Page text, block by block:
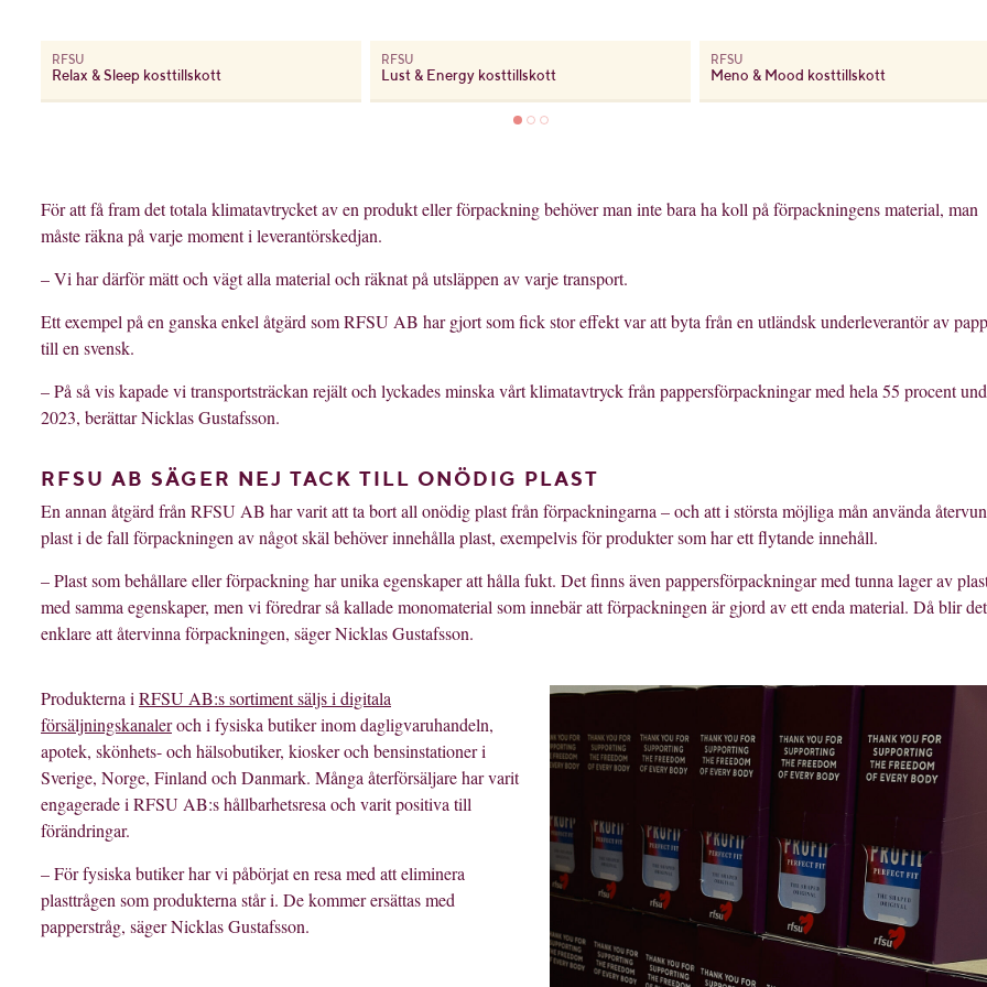
RFSU
Relax & Sleep kosttillskott
RFSU
Lust & Energy kosttillskott
RFSU
Meno & Mood kosttillskott
För att få fram det totala klimatavtrycket av en produkt eller förpackning behöver man inte bara ha koll på förpackningens material, man
måste räkna på varje moment i leverantörskedjan.
– Vi har därför mätt och vägt alla material och räknat på utsläppen av varje transport.
Ett exempel på en ganska enkel åtgärd som RFSU AB har gjort som fick stor effekt var att byta från en utländsk underleverantör av
till en svensk.
– På så vis kapade vi transportsträckan rejält och lyckades minska vårt klimatavtryck från pappersförpackningar med hela 55 procent
2023, berättar Nicklas Gustafsson.
RFSU AB SÄGER NEJ TACK TILL ONÖDIG PLAST
En annan åtgärd från RFSU AB har varit att ta bort all onödig plast från förpackningarna – och att i största möjliga mån använda
plast i de fall förpackningen av något skäl behöver innehålla plast, exempelvis för produkter som har ett flytande innehåll.
– Plast som behållare eller förpackning har unika egenskaper att hålla fukt. Det finns även pappersförpackningar med tunna lager av
med samma egenskaper, men vi föredrar så kallade monomaterial som innebär att förpackningen är gjord av ett enda material. Då blir det
enklare att återvinna förpackningen, säger Nicklas Gustafsson.
Produkterna i RFSU AB:s sortiment säljs i digitala
försäljningskanaleroch i fysiska butiker inom dagligvaruhandeln,
apotek, skönhets- och hälsobutiker, kiosker och bensinstationer i
Sverige, Norge, Finland och Danmark. Många återförsäljare har varit
engagerade i RFSU AB:s hållbarhetsresa och varit positiva till
förändringar.
– För fysiska butiker har vi påbörjat en resa med att eliminera
plasttrågen som produkterna står i. De kommer ersättas med
papperstråg, säger Nicklas Gustafsson.